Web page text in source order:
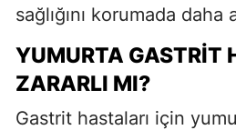
sağlığını korumada daha
YUMURTA GASTRIT
ZARARLI MI?
Gastrit hastaları için